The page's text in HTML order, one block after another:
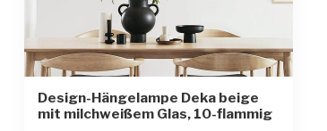
Design-Hängelampe Deka beige
mit milchweißem Glas, 10-flammig